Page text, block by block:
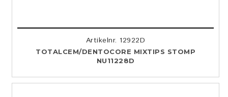
Artikelnr. 12922D
TOTALCEM/DENTOCORE MIXTIPS STOMP
NU11228D